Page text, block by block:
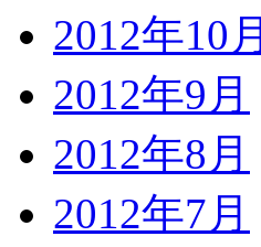
2012年10月
2012年9月
2012年8月
2012年7月